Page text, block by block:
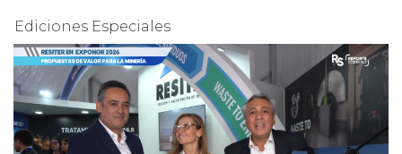
Ediciones Especiales